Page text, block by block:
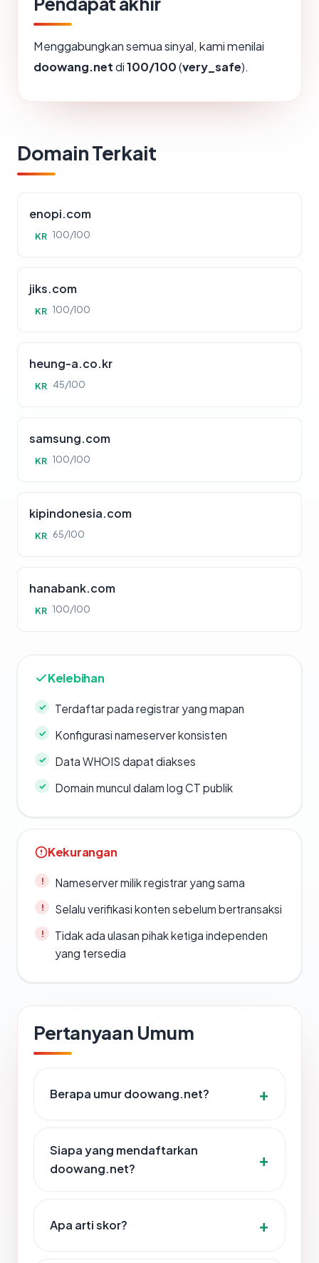
Menggabungkan semua sinyal, kami menilai
doowang.netdi100/100(very_safe).
Domain Terkait
enopi.com
KR 100/100
jiks.com
KR 100/100
heung-a.co.kr
KR 45/100
samsung.com
KR 100/100
kipindonesia.com
KR 65/100
hanabank.com
KR 100/100
Kelebihan
Terdaftar pada registrar yang mapan
Konfigurasi nameserver konsisten
Data WHOIS dapat diakses
Domain muncul dalam log CT publik
Kekurangan
Nameserver milik registrar yang sama
Selalu verifikasi konten sebelum bertransaksi
Tidak ada ulasan pihak ketiga independen
yang tersedia
Pertanyaan Umum
Berapa umur doowang.net?
Siapa yang mendaftarkan
doowang.net?
Apa arti skor?